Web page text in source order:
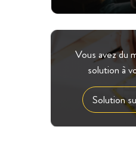
Vous avez du
solution à
Solution